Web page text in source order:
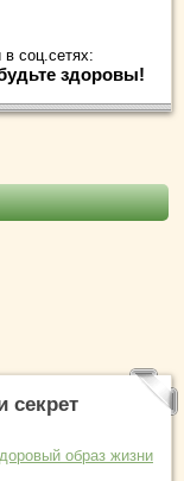
соц.сетях:
здоровы!
секрет
образ жизни